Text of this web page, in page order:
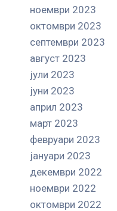
ноември 2023
октомври 2023
септември 2023
август 2023
јули 2023
јуни 2023
април 2023
март 2023
февруари 2023
јануари 2023
декември 2022
ноември 2022
октомври 2022